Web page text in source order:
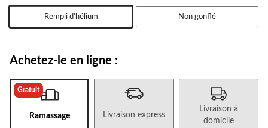
Rempli d'hélium Non gonflé
Achetez-le en ligne :
Gratuit
Ramassage Livraison express
Livraison à
domicile